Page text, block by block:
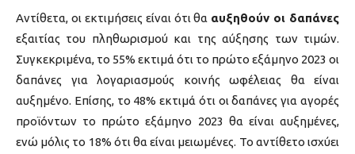
Αντίθετα, οι εκτιμήσεις είναι ότι θα αυξηθούν οι δαπάνες
εξαιτίας του πληθωρισμού και της αύξησης των τιμών.
Συγκεκριμένα, το 55% εκτιμά ότι το πρώτο εξάμηνο 2023 οι
δαπάνες για λογαριασμούς κοινής ωφέλειας θα είναι
αυξημένο. Επίσης, το 48% εκτιμά ότι οι δαπάνες για αγορές
προϊόντων το πρώτο εξάμηνο 2023 θα είναι αυξημένες,
ενώ μόλις το 18% ότι θα είναι μειωμένες. Το αντίθετο ισχύει